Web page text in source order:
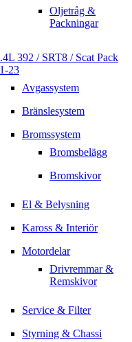
Oljetråg &
Packningar
392 / SRT8 / Scat Pack
23
Avgassystem
Bränslesystem
Bromssystem
Bromsbelägg
Bromskivor
El & Belysning
Kaross & Interiör
Motordelar
Drivremmar &
Remskivor
Service & Filter
Styrning & Chassi